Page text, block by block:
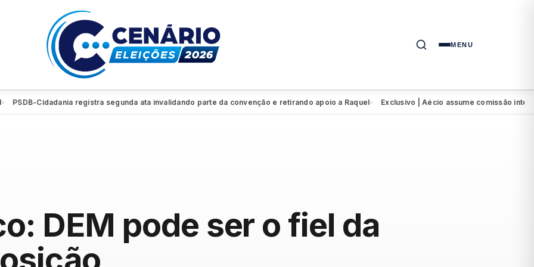
MENU
Cidadania registra segunda ata invalidando parte da convenção e retirando apoio a Raquel ● Exclusivo | Aécio assume comissão interventora
DEM pode ser o fiel da